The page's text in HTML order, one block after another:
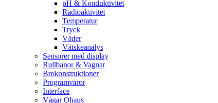
pH & Konduktivitet
Radioaktivitet
Temperatur
Tryck
Väder
Vätskeanalys
Sensorer med display
Rullbanor & Vagnar
Brokonstruktioner
Programvaror
Interface
Vågar Ohaus